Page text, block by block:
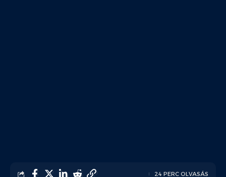
24 PERC OLVASÁS